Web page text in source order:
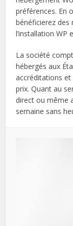
préférences. En
bénéficierez
l’installation WP
La société
hébergés aux
accréditations
prix. Quant au
direct ou même
semaine sans